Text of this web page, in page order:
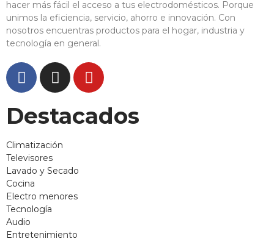
hacer más fácil el acceso a tus electrodomésticos. Porque
unimos la eficiencia, servicio, ahorro e innovación. Con
nosotros encuentras productos para el hogar, industria y
tecnología en general.
Destacados
Climatización
Televisores
Lavado y Secado
Cocina
Electro menores
Tecnología
Audio
Entretenimiento